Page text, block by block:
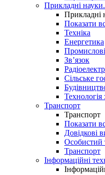
Прикладні
Прикладні
Показати
Техніка
Енергетика
Зв’язок
Сільське
Транспорт
Транспорт
Показати
Довідкові
Особистий
Транспорт
Інформаційні